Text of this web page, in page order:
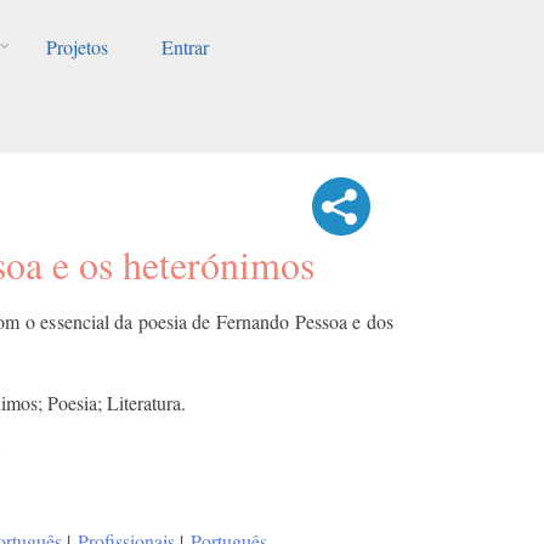
Projetos Entrar
e os heterónimos
o essencial da poesia de Fernando Pessoa e dos
Poesia; Literatura.